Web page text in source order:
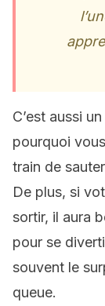
C’est aussi
pourquoi
train de
De plus, si
sortir, il aura
pour se
souvent le
queue.